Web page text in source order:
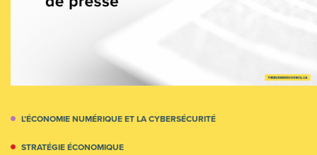
L’ÉCONOMIE NUMÉRIQUE ET LA CYBERSÉCURITÉ
STRATÉGIE ÉCONOMIQUE